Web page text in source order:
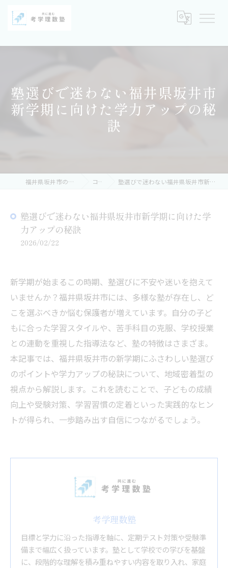
塾選びで迷わない福井県坂井市
新学期に向けた学力アップの秘
訣
福井県坂井市の塾なら考学理数塾 コラム 塾選びで迷わない福井県坂井市新学期に向けた学力アップの秘訣
塾選びで迷わない福井県坂井市新学期に向けた学
力アップの秘訣
2026/02/22
新学期が始まるこの時期、塾選びに不安や迷いを抱えて
いませんか？福井県坂井市には、多様な塾が存在し、ど
こを選ぶべきか悩む保護者が増えています。自分の子ど
もに合った学習スタイルや、苦手科目の克服、学校授業
との連動を重視した指導法など、塾の特徴はさまざま。
本記事では、福井県坂井市の新学期にふさわしい塾選び
のポイントや学力アップの秘訣について、地域密着型の
視点から解説します。これを読むことで、子どもの成績
向上や受験対策、学習習慣の定着といった実践的なヒン
トが得られ、一歩踏み出す自信につながるでしょう。
考学理数塾
目標と学力に沿った指導を軸に、定期テスト対策や受験準
備まで幅広く扱っています。塾として学校での学びを基盤
に、段階的な理解を積み重ねやすい内容を取り入れ、家庭